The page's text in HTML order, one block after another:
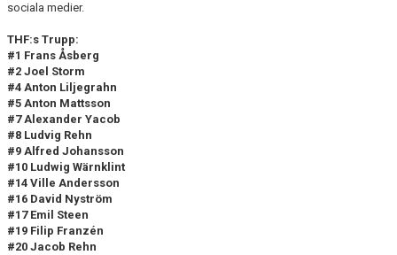
sociala medier.
THF:s Trupp:
#1 Frans Åsberg
#2 Joel Storm
#4 Anton Liljegrahn
#5 Anton Mattsson
#7 Alexander Yacob
#8 Ludvig Rehn
#9 Alfred Johansson
#10 Ludwig Wärnklint
#14 Ville Andersson
#16 David Nyström
#17 Emil Steen
#19 Filip Franzén
#20 Jacob Rehn